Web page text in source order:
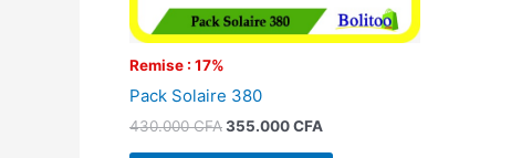
Remise : 17%
Pack Solaire 380
430.000CFA355.000CFA